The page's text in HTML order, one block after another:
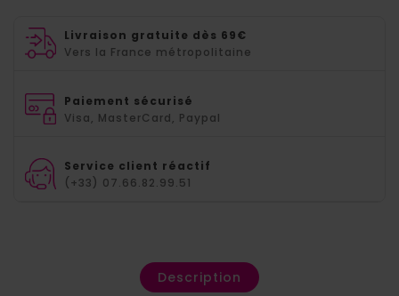
Livraison gratuite dès 69€
Vers la France métropolitaine
Paiement sécurisé
Visa, MasterCard, Paypal
Service client réactif
(+33) 07.66.82.99.51
Description